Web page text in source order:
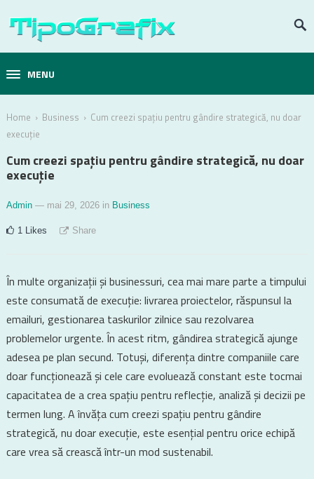
MENU
Home › Business › Cum creezi spațiu pentru gândire strategică, nu doar
execuție
Cum creezi spațiu pentru gândire strategică, nu doar
execuție
Admin — mai 29, 2026 in Business
1 Likes Share
În multe organizații și businessuri, cea mai mare parte a timpului
este consumată de execuție: livrarea proiectelor, răspunsul la
emailuri, gestionarea taskurilor zilnice sau rezolvarea
problemelor urgente. În acest ritm, gândirea strategică ajunge
adesea pe plan secund. Totuși, diferența dintre companiile care
doar funcționează și cele care evoluează constant este tocmai
capacitatea de a crea spațiu pentru reflecție, analiză și decizii pe
termen lung. A învăța cum creezi spațiu pentru gândire
strategică, nu doar execuție, este esențial pentru orice echipă
care vrea să crească într-un mod sustenabil.